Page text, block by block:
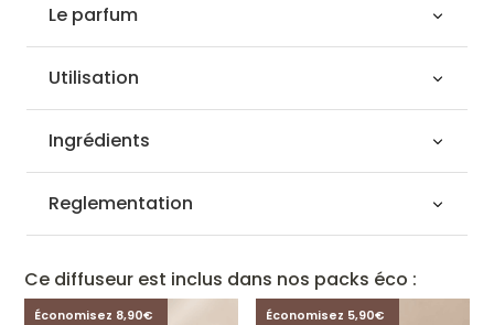
Le parfum
Utilisation
Ingrédients
Reglementation
Ce diffuseur est inclus dans nos packs éco :
Économisez 8,90€ Économisez 5,90€